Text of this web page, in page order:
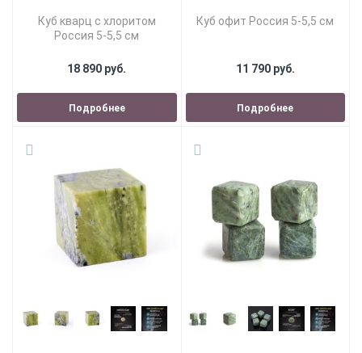
Куб кварц с хлоритом
Россия 5-5,5 см
18 890 руб.
Подробнее
Куб офит Россия 5-5,5 см
11 790 руб.
Подробнее